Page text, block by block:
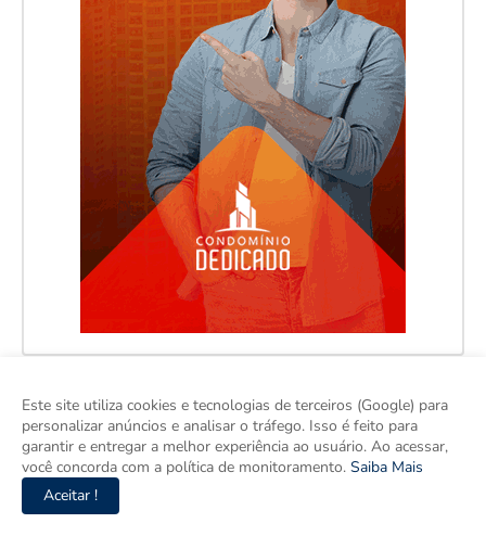
Este site utiliza cookies e tecnologias de terceiros (Google) para
personalizar anúncios e analisar o tráfego. Isso é feito para
garantir e entregar a melhor experiência ao usuário. Ao acessar,
você concorda com a política de monitoramento. Saiba Mais
Aceitar !